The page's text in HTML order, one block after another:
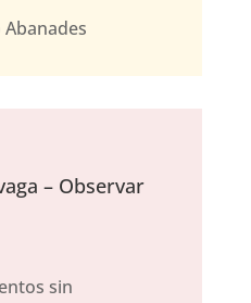
Abanades
– Observar
sin